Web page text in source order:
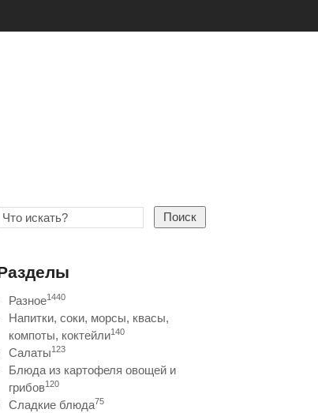
Поиск
Разное1440
Напитки, соки, морсы, квасы,
компоты, коктейли140
Салаты123
Блюда из картофеля овощей и
грибов120
Сладкие блюда75